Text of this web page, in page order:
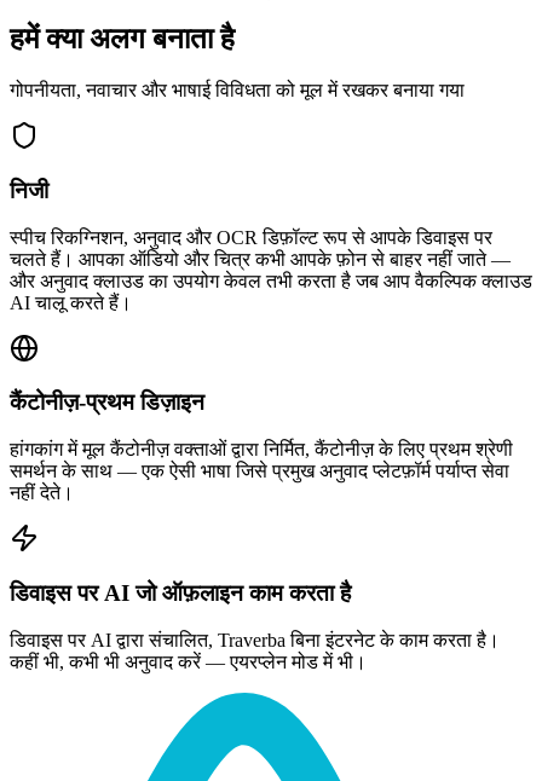
हमें क्या अलग बनाता है
गोपनीयता, नवाचार और भाषाई विविधता को मूल में रखकर बनाया गया
निजी
स्पीच रिकग्निशन, अनुवाद और OCR डिफ़ॉल्ट रूप से आपके डिवाइस पर
चलते हैं। आपका ऑडियो और चित्र कभी आपके फ़ोन से बाहर नहीं जाते —
और अनुवाद क्लाउड का उपयोग केवल तभी करता है जब आप वैकल्पिक क्लाउड
AI चालू करते हैं।
कैंटोनीज़-प्रथम डिज़ाइन
हांगकांग में मूल कैंटोनीज़ वक्ताओं द्वारा निर्मित, कैंटोनीज़ के लिए प्रथम श्रेणी
समर्थन के साथ — एक ऐसी भाषा जिसे प्रमुख अनुवाद प्लेटफ़ॉर्म पर्याप्त सेवा
नहीं देते।
डिवाइस पर AI जो ऑफ़लाइन काम करता है
डिवाइस पर AI द्वारा संचालित, Traverba बिना इंटरनेट के काम करता है।
कहीं भी, कभी भी अनुवाद करें — एयरप्लेन मोड में भी।